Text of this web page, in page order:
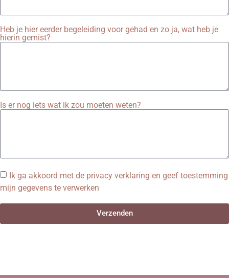
Heb je hier eerder begeleiding voor gehad en zo ja, wat heb je
hierin gemist?
Is er nog iets wat ik zou moeten weten?
Ik ga akkoord met de privacy verklaring en geef toestemming
mijn gegevens te verwerken
Verzenden